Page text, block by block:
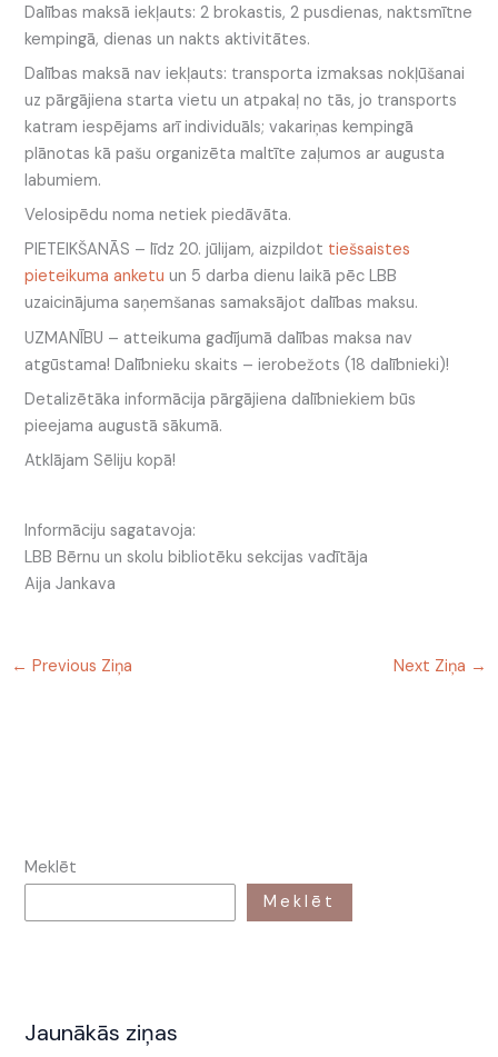
Dalības maksā iekļauts: 2 brokastis, 2 pusdienas, naktsmītne
kempingā, dienas un nakts aktivitātes.
Dalības maksā nav iekļauts: transporta izmaksas nokļūšanai
uz pārgājiena starta vietu un atpakaļ no tās, jo transports
katram iespējams arī individuāls; vakariņas kempingā
plānotas kā pašu organizēta maltīte zaļumos ar augusta
labumiem.
Velosipēdu noma netiek piedāvāta.
PIETEIKŠANĀS – līdz 20. jūlijam, aizpildot tiešsaistes
pieteikuma anketu un 5 darba dienu laikā pēc LBB
uzaicinājuma saņemšanas samaksājot dalības maksu.
UZMANĪBU – atteikuma gadījumā dalības maksa nav
atgūstama! Dalībnieku skaits – ierobežots (18 dalībnieki)!
Detalizētāka informācija pārgājiena dalībniekiem būs
pieejama augustā sākumā.
Atklājam Sēliju kopā!
Informāciju sagatavoja:
LBB Bērnu un skolu bibliotēku sekcijas vadītāja
Aija Jankava
← Previous Ziņa Next Ziņa →
Meklēt
Meklēt
Jaunākās ziņas